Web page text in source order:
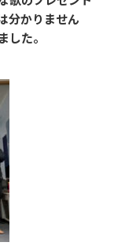
分かりません
た。